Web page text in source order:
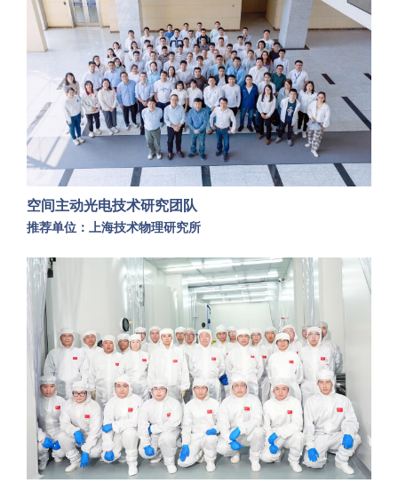
空间主动光电技术研究团队
推荐单位：​上海技术物理研究所